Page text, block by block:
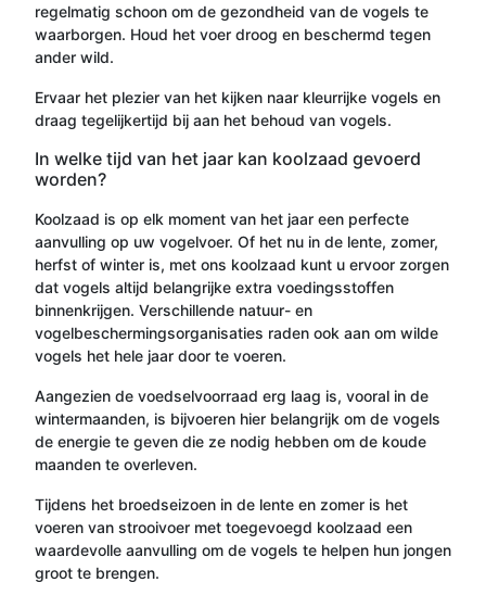
regelmatig schoon om de gezondheid van de vogels te
waarborgen. Houd het voer droog en beschermd tegen
ander wild.
Ervaar het plezier van het kijken naar kleurrijke vogels en
draag tegelijkertijd bij aan het behoud van vogels.
In welke tijd van het jaar kan koolzaad gevoerd
worden?
Koolzaad is op elk moment van het jaar een perfecte
aanvulling op uw vogelvoer. Of het nu in de lente, zomer,
herfst of winter is, met ons koolzaad kunt u ervoor zorgen
dat vogels altijd belangrijke extra voedingsstoffen
binnenkrijgen. Verschillende natuur- en
vogelbeschermingsorganisaties raden ook aan om wilde
vogels het hele jaar door te voeren.
Aangezien de voedselvoorraad erg laag is, vooral in de
wintermaanden, is bijvoeren hier belangrijk om de vogels
de energie te geven die ze nodig hebben om de koude
maanden te overleven.
Tijdens het broedseizoen in de lente en zomer is het
voeren van strooivoer met toegevoegd koolzaad een
waardevolle aanvulling om de vogels te helpen hun jongen
groot te brengen.